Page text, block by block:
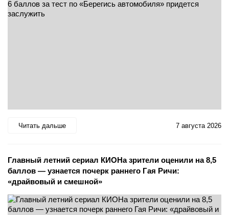
Читать дальше 7 августа 2026
Главный летний сериал КИОНа зрители оценили на 8,5
баллов — узнается почерк раннего Гая Ричи:
«драйвовый и смешной»